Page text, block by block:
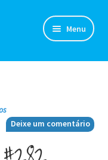
Menu
Deixe um comentário